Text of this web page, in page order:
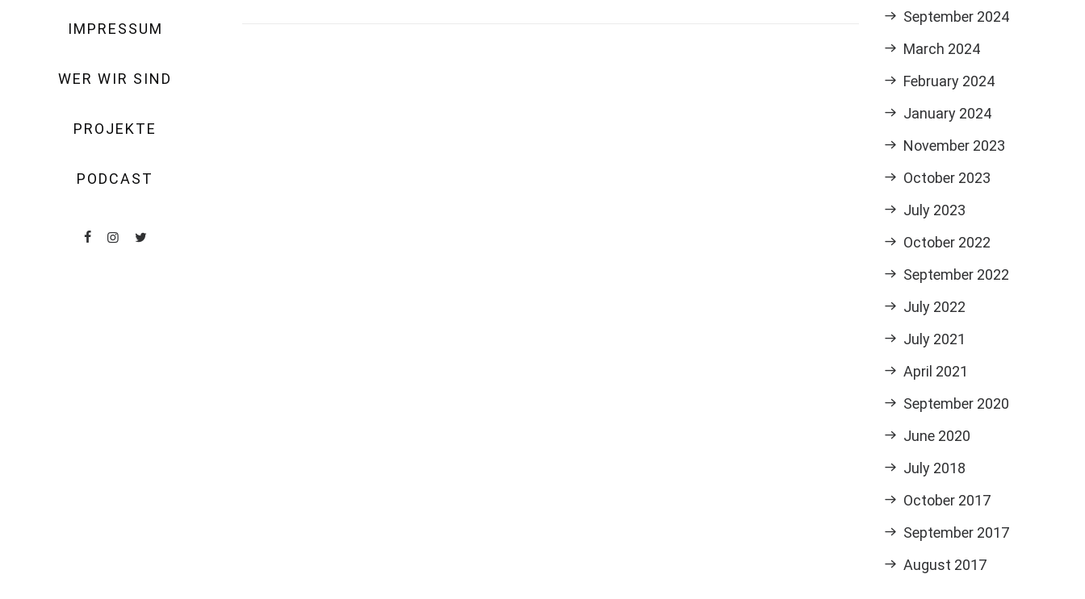
IMPRESSUM
WER WIR SIND
PROJEKTE
PODCAST
September 2024
March 2024
February 2024
January 2024
November 2023
October 2023
July 2023
October 2022
September 2022
July 2022
July 2021
April 2021
September 2020
June 2020
July 2018
October 2017
September 2017
August 2017